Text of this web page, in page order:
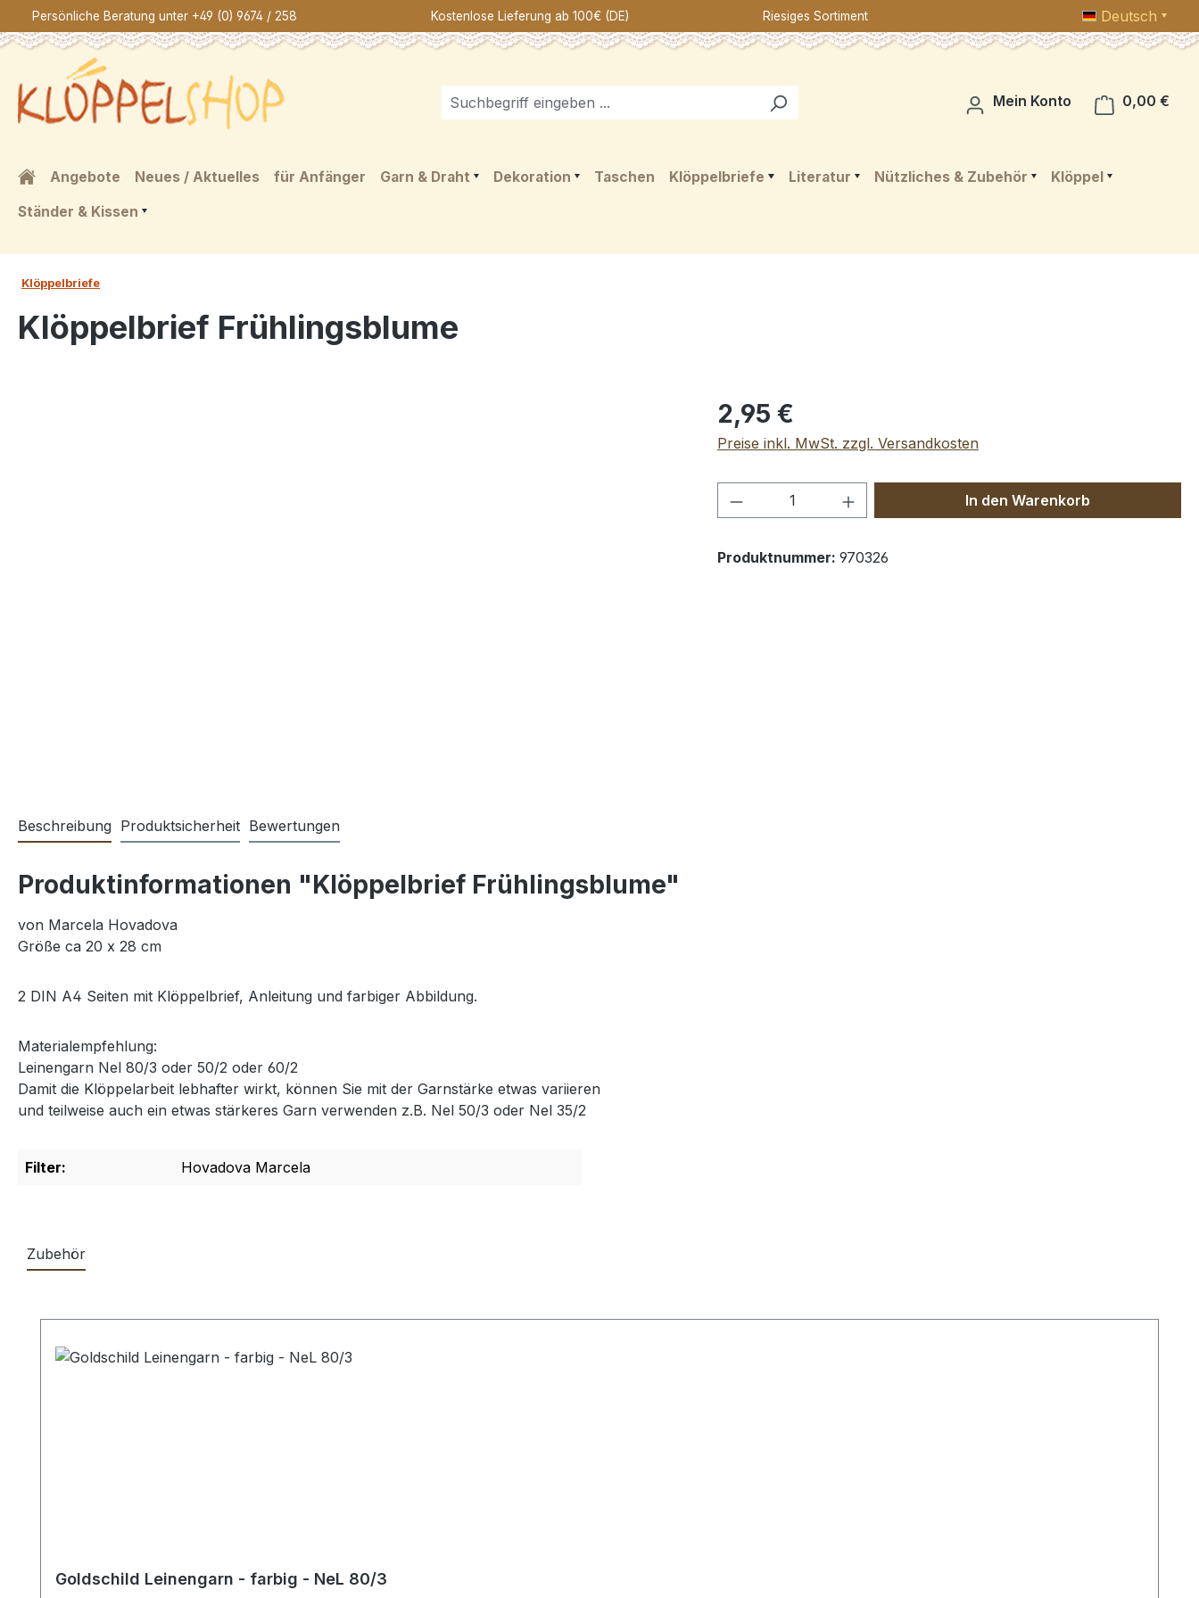
Zur Hauptnavigation springen
Persönliche Beratung unter +49 (0) 9674 / 258 Kostenlose Lieferung ab 100€ (DE) Riesiges Sortiment Deutsch
Mein Konto 0,00 €
Angebote Neues / Aktuelles für Anfänger Garn & Draht Dekoration Taschen Klöppelbriefe Literatur Nützliches & Zubehör Klöppel
Ständer & Kissen
Klöppelbriefe
Klöppelbrief Frühlingsblume
2,95 €
Preise inkl. MwSt. zzgl. Versandkosten
Produkt Anzahl: Gib den gewünschten Wert
In den Warenkorb
Produktnummer: 970326
Beschreibung Produktsicherheit Bewertungen
Produktinformationen "Klöppelbrief Frühlingsblume"
von Marcela Hovadova
Größe ca 20 x 28 cm
2 DIN A4 Seiten mit Klöppelbrief, Anleitung und farbiger Abbildung.
Materialempfehlung:
Leinengarn Nel 80/3 oder 50/2 oder 60/2
Damit die Klöppelarbeit lebhafter wirkt, können Sie mit der Garnstärke etwas variieren
und teilweise auch ein etwas stärkeres Garn verwenden z.B. Nel 50/3 oder Nel 35/2
Filter: Hovadova Marcela
Zubehör
Goldschild Leinengarn - farbig - NeL 80/3